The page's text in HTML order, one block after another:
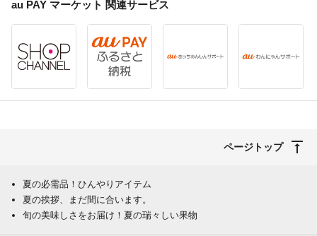
au PAY マーケット 関連サービス
ページトップ
夏の必需品！ひんやりアイテム
夏の挨拶、まだ間に合います。
旬の美味しさをお届け！夏の瑞々しい果物